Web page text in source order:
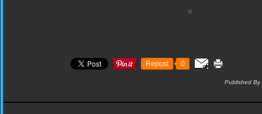
Repost 0
Published By